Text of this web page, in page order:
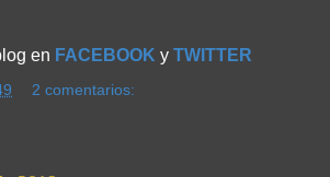
en FACEBOOK y TWITTER
2 comentarios: